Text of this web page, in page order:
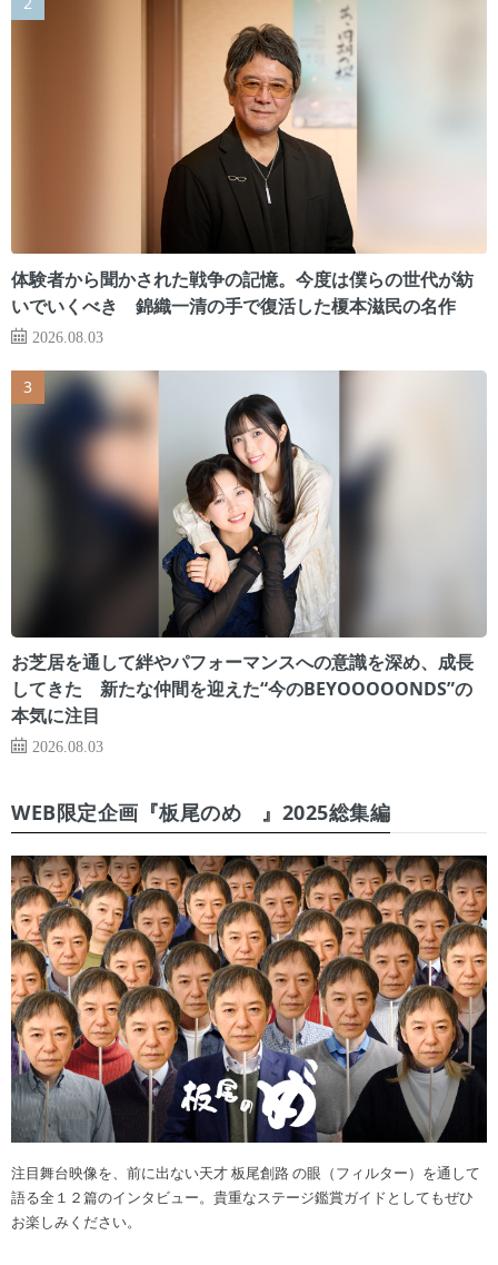
体験者から聞かされた戦争の記憶。今度は僕らの世代が紡
いでいくべき 錦織一清の手で復活した榎本滋民の名作
2026.08.03
お芝居を通して絆やパフォーマンスへの意識を深め、成長
してきた 新たな仲間を迎えた“今のBEYOOOOONDS”の
本気に注目
2026.08.03
WEB限定企画『板尾のめ゙』2025総集編
注目舞台映像を、前に出ない天才 板尾創路 の眼（フィルター）を通して
語る全１２篇のインタビュー。貴重なステージ鑑賞ガイドとしてもぜひ
お楽しみください。